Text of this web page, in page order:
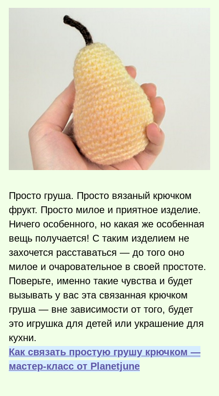
Просто груша. Просто вязаный крючком
фрукт. Просто милое и приятное изделие.
Ничего особенного, но какая же особенная
вещь получается! С таким изделием не
захочется расставаться — до того оно
милое и очаровательное в своей простоте.
Поверьте, именно такие чувства и будет
вызывать у вас эта связанная крючком
груша — вне зависимости от того, будет
это игрушка для детей или украшение для
кухни.
Как связать простую грушу крючком —
мастер-класс от Рlanetjune